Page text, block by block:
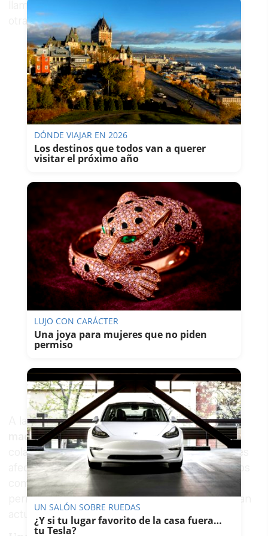
llamas y evitar que el incendio se extendiera a
otras zonas del complejo.
A la intervención de los bomberos se sumó la
maquinariade la propia planta. Los operarios
colaboraron arrojando arena sobre los materiales
afectados y removiendo los diferentes elementos
combustibles para facilitar su enfriamiento y
permitir que los equipos de emergencia pudieran
actuar sobre los distintos focos.
DÓNDE VIAJAR EN 2026
Los destinos que todos van a querer
visitar el próximo año
LUJO CON CARÁCTER
Una joya para mujeres que no piden
permiso
UN SALÓN SOBRE RUEDAS
¿Y si tu lugar favorito de la casa fuera…
tu Tesla?